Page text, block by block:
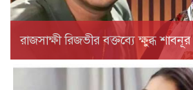
রাজসাক্ষী রিজভীর বক্তব্যে ক্ষুব্ধ শাবনূর